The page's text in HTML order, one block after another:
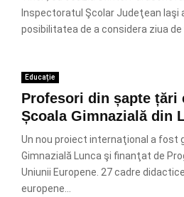
Inspectoratul Şcolar Judeţean
posibilitatea de a considera ziua de
Educație
Profesori din șapte țări
Școala Gimnazială din
Un nou proiect internaţional a fost
Gimnazială Lunca şi finanţat de
Uniunii Europene. 27 cadre
europene...